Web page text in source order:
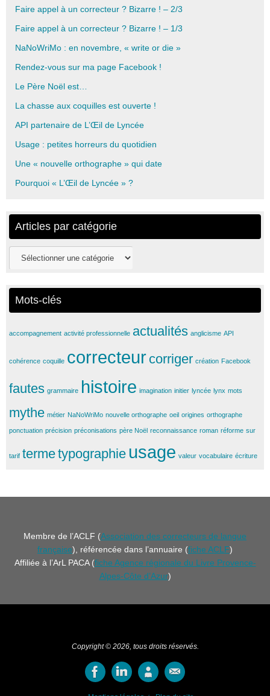
Faire appel à un correcteur ? Bizarre ! – 2/3
Faire appel à un correcteur ? Bizarre ! – 1/3
NaNoWriMo : en novembre, « write or die »
Rendez-vous sur ma page Facebook !
Le Père Noël est…
La chasse aux coquilles est ouverte !
API partenaire de L’Œil de Lyncée
Usage : petites horreurs du quotidien
Une « nouvelle orthographe » qui date
Pourquoi « L’Œil de Lyncée » ?
Articles par catégorie
Mots-clés
accompagnement activité professionnelle actualités anglicisme API
cohérence coquille correcteur corriger création Facebook
fautes grammaire histoire imagination initier lyncée lynx mots
mythe métier NaNoWriMo nouvelle orthographe oeil origines orthographe
ponctuation précision préconisations père Noël reconnaissance roman réforme sur
tarif termetypographie usage valeur vocabulaire écriture
Membre de l’ACLF (Association des correcteurs de langue
française), référencée dans l’annuaire (fiche ACLF)
Affiliée à l’ArL PACA (fiche Agence régionale du Livre Provence-
Alpes-Côte d’Azur)
Copyright © 2026, tous droits réservés.